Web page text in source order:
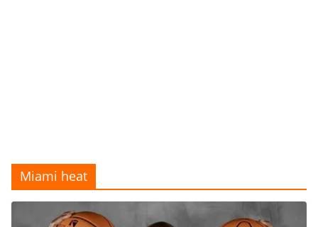
Miami heat